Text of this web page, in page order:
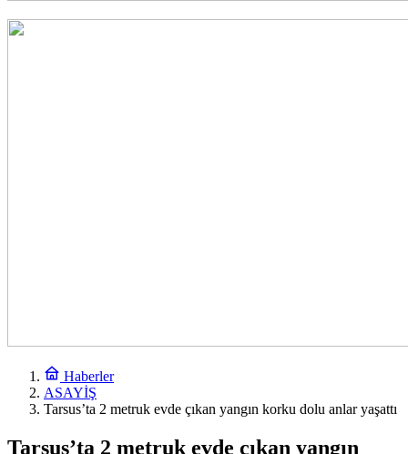
Haberler
ASAYİŞ
Tarsus’ta 2 metruk evde çıkan yangın korku dolu anlar yaşattı
Tarsus’ta 2 metruk evde çıkan yangın